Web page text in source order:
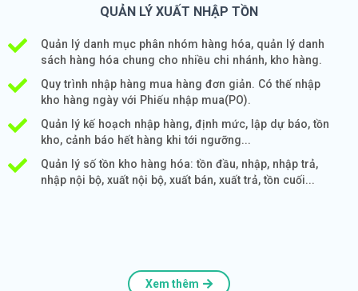
QUẢN LÝ XUẤT NHẬP TỒN
Quản lý danh mục phân nhóm hàng hóa, quản lý danh
sách hàng hóa chung cho nhiều chi nhánh, kho hàng.
Quy trình nhập hàng mua hàng đơn giản. Có thế nhập
kho hàng ngày với Phiếu nhập mua(PO).
Quản lý kế hoạch nhập hàng, định mức, lập dự báo, tồn
kho, cảnh báo hết hàng khi tới ngưỡng...
Quản lý số tồn kho hàng hóa: tồn đầu, nhập, nhập trả,
nhập nội bộ, xuất nội bộ, xuất bán, xuất trả, tồn cuối...
Xem thêm